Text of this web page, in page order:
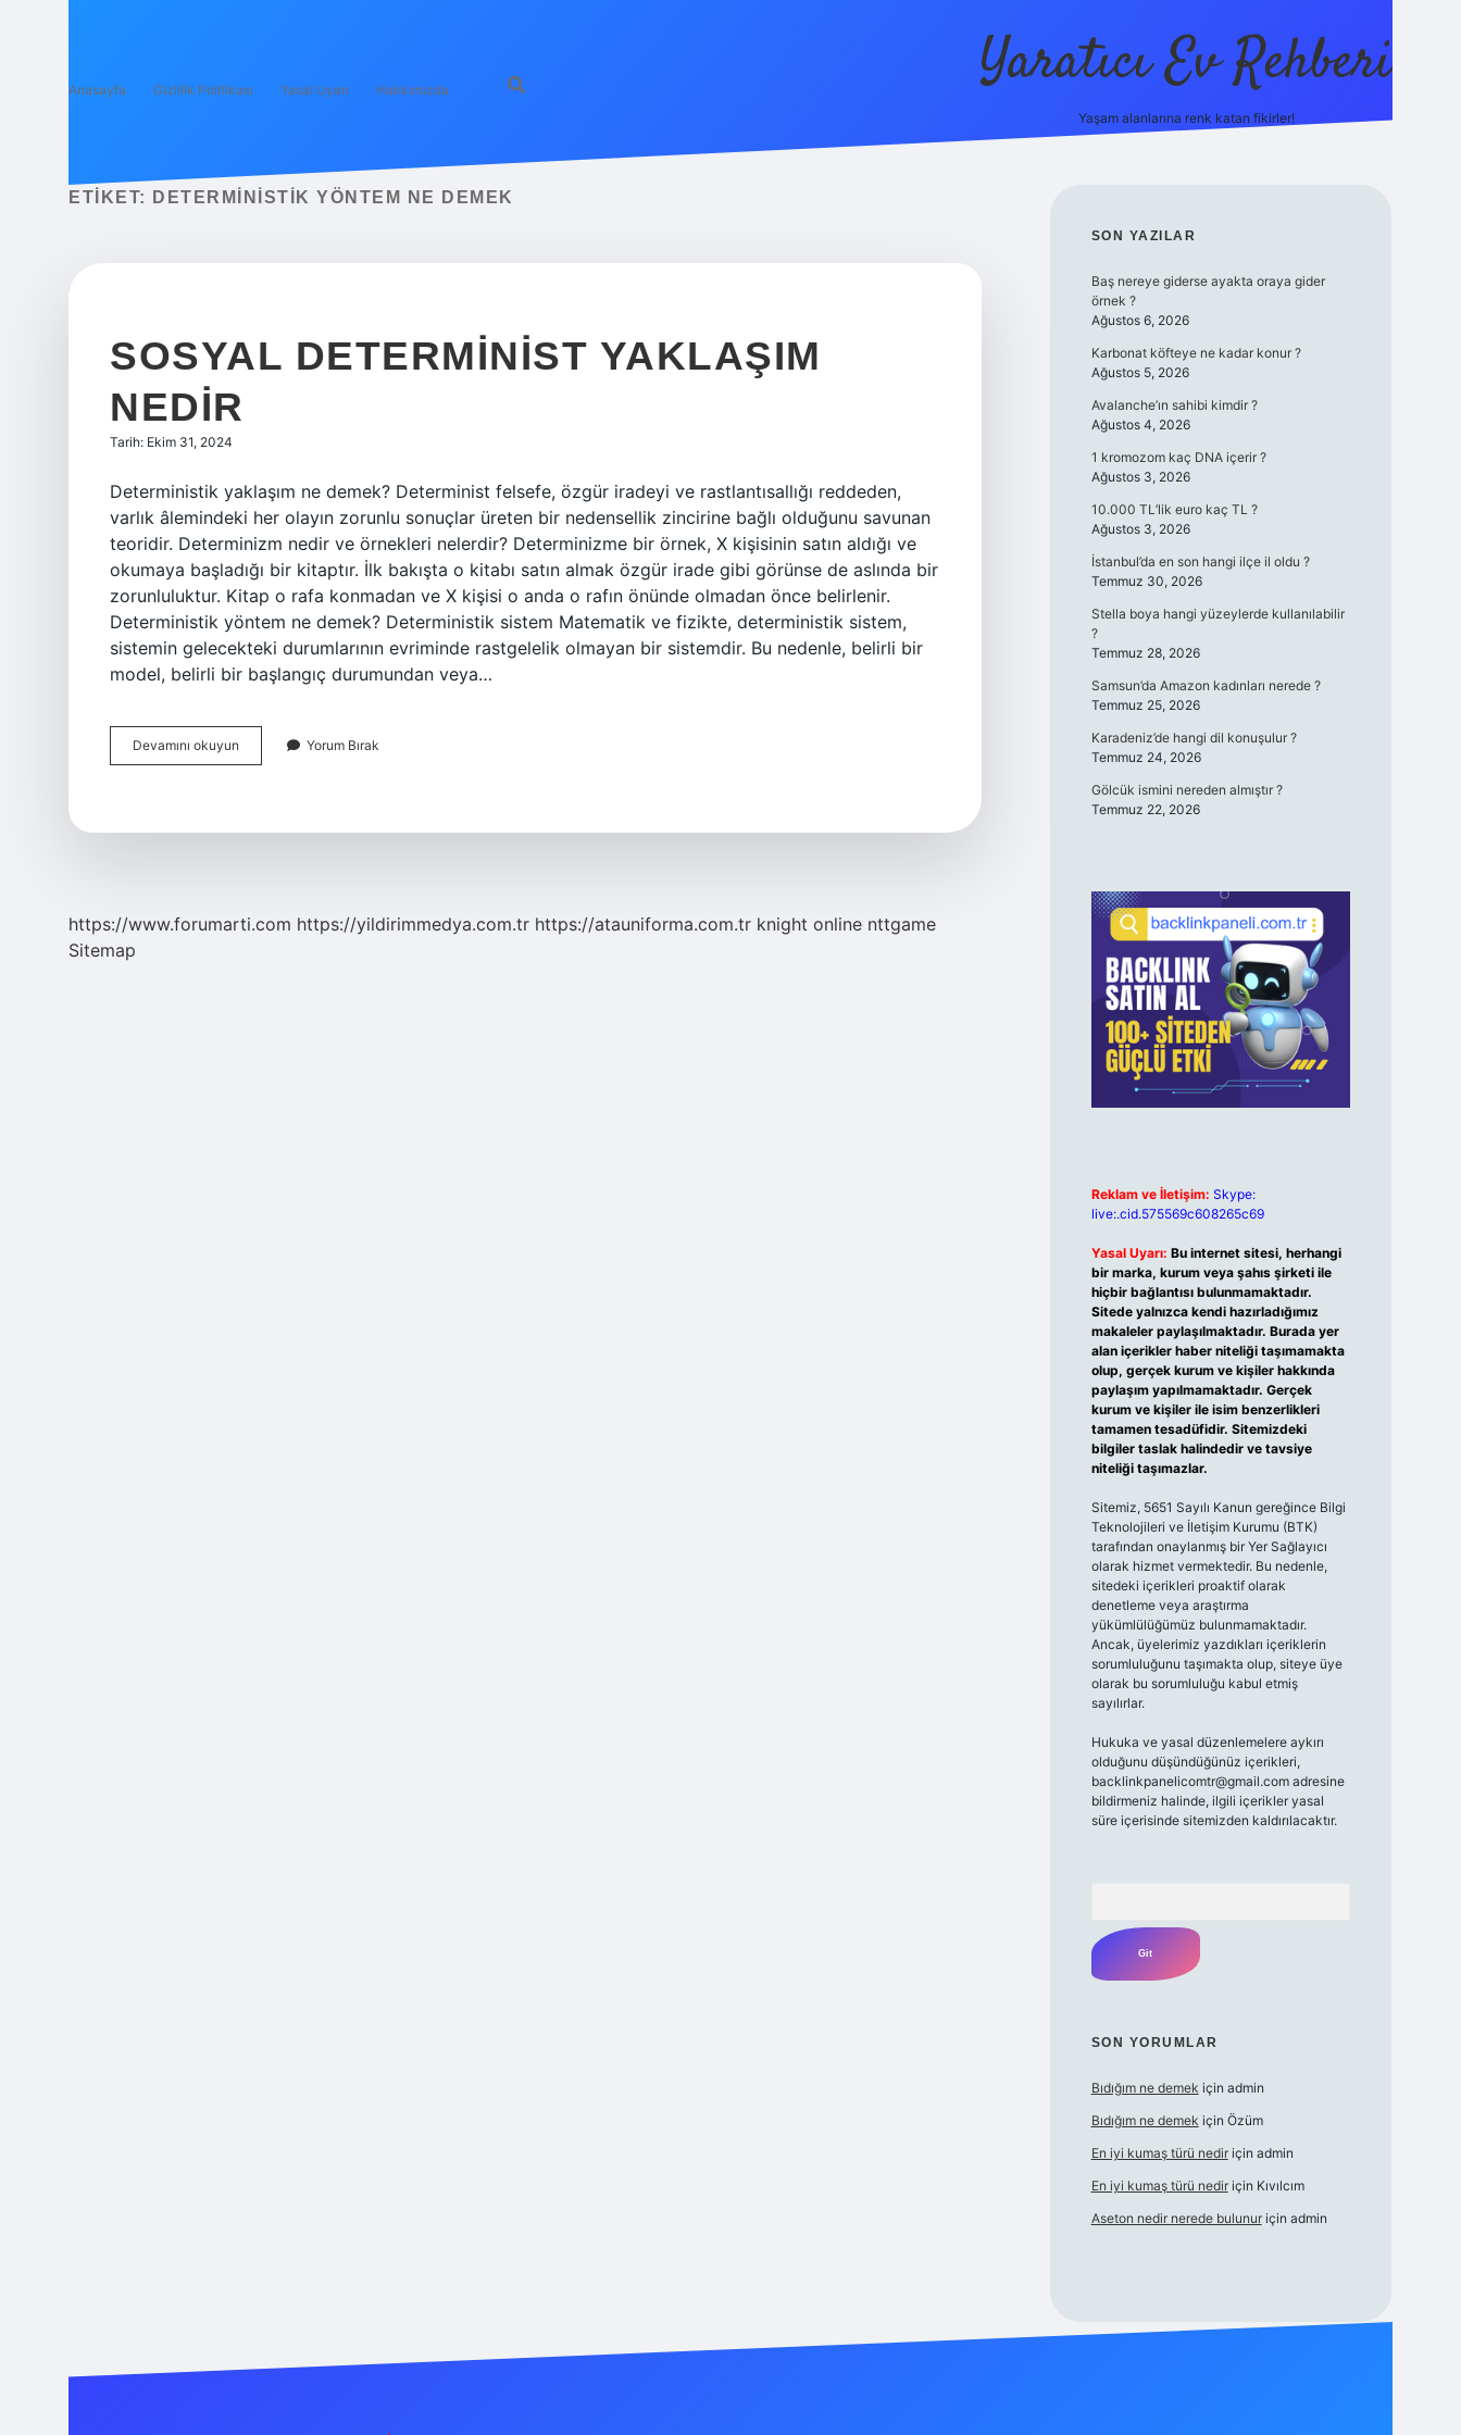
Anasayfa Gizlilik Politikası Yasal Uyarı Hakkımızda Yaratıcı Ev Rehberi
Yaşam alanlarına renk katan fikirler!
ETIKET: DETERMINISTIK YÖNTEM NE DEMEK
SOSYAL DETERMINIST YAKLAŞIM
NEDIR
Tarih: Ekim 31, 2024
Deterministik yaklaşım ne demek? Determinist felsefe, özgür iradeyi ve rastlantısallığı reddeden,
varlık âlemindeki her olayın zorunlu sonuçlar üreten bir nedensellik zincirine bağlı olduğunu savunan
teoridir. Determinizm nedir ve örnekleri nelerdir? Determinizme bir örnek, X kişisinin satın aldığı ve
okumaya başladığı bir kitaptır. İlk bakışta o kitabı satın almak özgür irade gibi görünse de aslında bir
zorunluluktur. Kitap o rafa konmadan ve X kişisi o anda o rafın önünde olmadan önce belirlenir.
Deterministik yöntem ne demek? Deterministik sistem Matematik ve fizikte, deterministik sistem,
sistemin gelecekteki durumlarının evriminde rastgelelik olmayan bir sistemdir. Bu nedenle, belirli bir
model, belirli bir başlangıç ​​durumundan veya…
Devamını okuyun
Determinist
Yorum Bırak
https://www.forumarti.com https://yildirimmedya.com.tr https://atauniforma.com.tr knight online nttgame
Sitemap
SIDEBAR
SON YAZILAR
Baş nereye giderse ayakta oraya gider
örnek ?
Ağustos 6, 2026
Karbonat köfteye ne kadar konur ?
Ağustos 5, 2026
Avalanche’ın sahibi kimdir ?
Ağustos 4, 2026
1 kromozom kaç DNA içerir ?
Ağustos 3, 2026
10.000 TL’lik euro kaç TL ?
Ağustos 3, 2026
İstanbul’da en son hangi ilçe il oldu ?
Temmuz 30, 2026
Stella boya hangi yüzeylerde kullanılabilir
?
Temmuz 28, 2026
Samsun’da Amazon kadınları nerede ?
Temmuz 25, 2026
Karadeniz’de hangi dil konuşulur ?
Temmuz 24, 2026
Gölcük ismini nereden almıştır ?
Temmuz 22, 2026
Reklam ve İletişim: Skype:
live:.cid.575569c608265c69
Yasal Uyarı: Bu internet sitesi, herhangi
bir marka, kurum veya şahıs şirketi ile
hiçbir bağlantısı bulunmamaktadır.
Sitede yalnızca kendi hazırladığımız
makaleler paylaşılmaktadır. Burada yer
alan içerikler haber niteliği taşımamakta
olup, gerçek kurum ve kişiler hakkında
paylaşım yapılmamaktadır. Gerçek
kurum ve kişiler ile isim benzerlikleri
tamamen tesadüfidir. Sitemizdeki
bilgiler taslak halindedir ve tavsiye
niteliği taşımazlar.
Sitemiz, 5651 Sayılı Kanun gereğince Bilgi
Teknolojileri ve İletişim Kurumu (BTK)
tarafından onaylanmış bir Yer Sağlayıcı
olarak hizmet vermektedir. Bu nedenle,
sitedeki içerikleri proaktif olarak
denetleme veya araştırma
yükümlülüğümüz bulunmamaktadır.
Ancak, üyelerimiz yazdıkları içeriklerin
sorumluluğunu taşımakta olup, siteye üye
olarak bu sorumluluğu kabul etmiş
sayılırlar.
Hukuka ve yasal düzenlemelere aykırı
olduğunu düşündüğünüz içerikleri,
backlinkpanelicomtr@gmail.comadresine
bildirmeniz halinde, ilgili içerikler yasal
süre içerisinde sitemizden kaldırılacaktır.
SON YORUMLAR
Bıdığım ne demek için admin
Bıdığım ne demek için Özüm
En iyi kumaş türü nediriçin admin
En iyi kumaş türü nediriçin Kıvılcım
Aseton nedir nerede bulunuriçin admin